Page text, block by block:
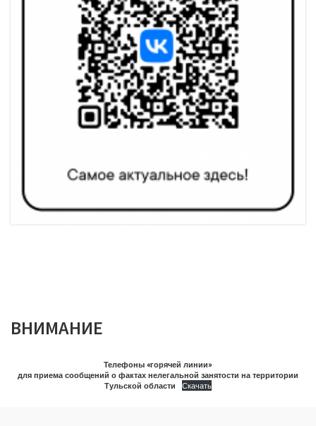
ВНИМАНИЕ
Телефоны «горячей линии»
для приема сообщений о фактах нелегальной занятости на территории
Тульской области
Скачать